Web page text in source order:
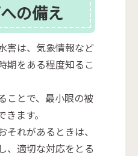
の備え
害は、気象情報など
期をある程度知るこ
ことで、最小限の被
ます。
れがあるときは、
、適切な対応をとる